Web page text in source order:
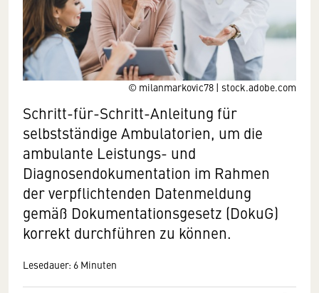
© milanmarkovic78 | stock.adobe.com
Schritt-für-Schritt-Anleitung für
selbstständige Ambulatorien, um die
ambulante Leistungs- und
Diagnosendokumentation im Rahmen
der verpflichtenden Datenmeldung
gemäß Dokumentationsgesetz (DokuG)
korrekt durchführen zu können.
Lesedauer: 6 Minuten